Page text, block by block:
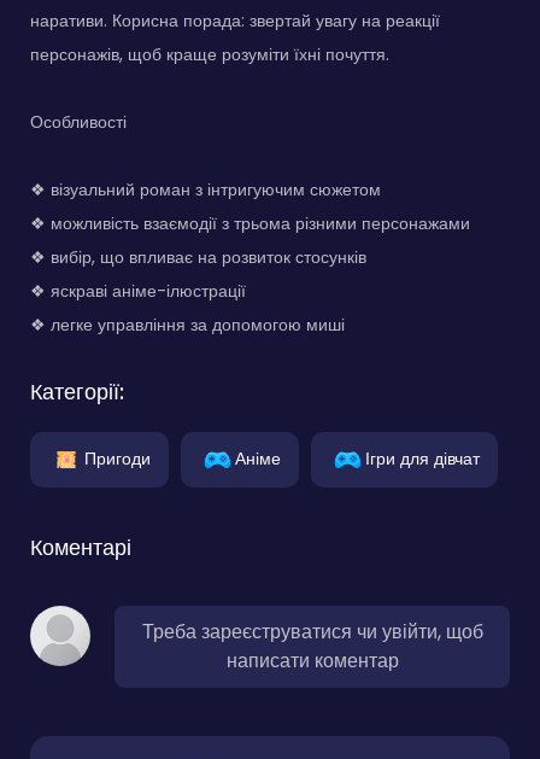
наративи. Корисна порада: звертай увагу на реакції
персонажів, щоб краще розуміти їхні почуття.
Особливості
❖ візуальний роман з інтригуючим сюжетом
❖ можливість взаємодії з трьома різними персонажами
❖ вибір, що впливає на розвиток стосунків
❖ яскраві аніме-ілюстрації
❖ легке управління за допомогою миші
Категорії:
Пригоди Аніме Ігри для дівчат
Коментарі
Треба зареєструватися чи увійти, щоб
написати коментар